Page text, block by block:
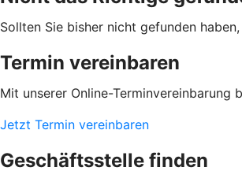
Sollten Sie bisher nicht gefunden
Termin vereinbaren
Mit unserer Online-Terminvereinbarung
Jetzt Termin vereinbaren
Geschäftsstelle finden